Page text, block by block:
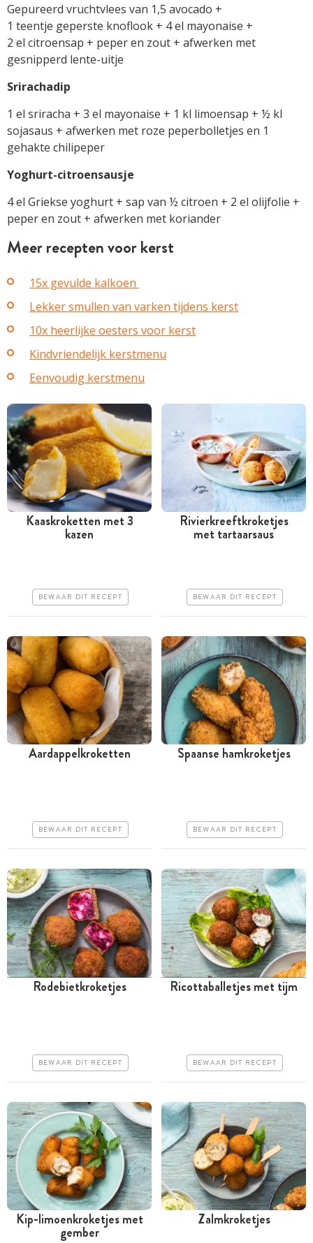
Gepureerd vruchtvlees van 1,5 avocado +
1 teentje geperste knoflook + 4 el mayonaise +
2 el citroensap + peper en zout + afwerken met
gesnipperd lente-uitje
Srirachadip
1 el sriracha + 3 el mayonaise + 1 kl limoensap + ½ kl
sojasaus + afwerken met roze peperbolletjes en 1
gehakte chilipeper
Yoghurt-citroensausje
4 el Griekse yoghurt + sap van ½ citroen + 2 el olijfolie +
peper en zout + afwerken met koriander
Meer recepten voor kerst
15x gevulde kalkoen
Lekker smullen van varken tijdens kerst
10x heerlijke oesters voor kerst
Kindvriendelijk kerstmenu
Eenvoudig kerstmenu
Tussen 30 minuten en 1
Kaaskroketten met 3
kazen
BEWAAR DIT RECEPT
Minder dan 30 minuten
Makkelijk
Rivierkreeftkroketjes
met tartaarsaus
BEWAAR DIT RECEPT
Aardappelkroketten
BEWAAR DIT RECEPT
Spaanse hamkroketjes
BEWAAR DIT RECEPT
Makkelijk
Rodebietkroketjes
BEWAAR DIT RECEPT
Ricottaballetjes met tijm
BEWAAR DIT RECEPT
Tussen 30 minuten en 1
Kip-limoenkroketjes met
gember
Zalmkroketjes